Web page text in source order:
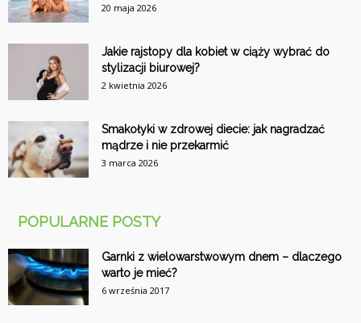
20 maja 2026
Jakie rajstopy dla kobiet w ciąży wybrać do
stylizacji biurowej?
2 kwietnia 2026
Smakołyki w zdrowej diecie: jak nagradzać
mądrze i nie przekarmić
3 marca 2026
POPULARNE POSTY
Garnki z wielowarstwowym dnem – dlaczego
warto je mieć?
6 września 2017